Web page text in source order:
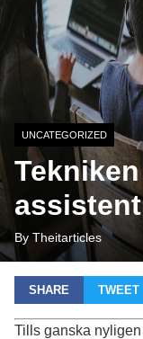
UNCATEGORIZED
By Theitarticles
SHARE TWEET
Tills ganska